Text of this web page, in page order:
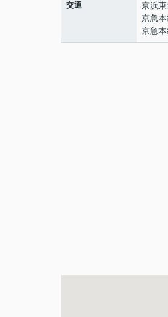
交通 京浜
京急本
京急本